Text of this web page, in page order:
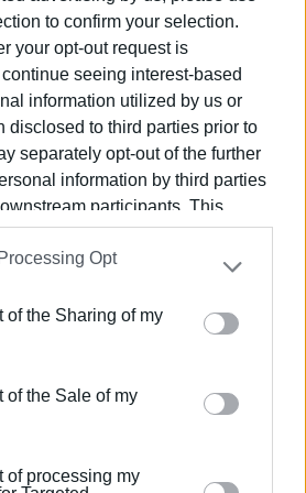
to confirm your selection.
your opt-out request is
seeing interest-based
information utilized by us or
disclosed to third parties prior to
separately opt-out of the further
information by third parties
participants. This
be disclosed by us to third parties
Participants
that may
third parties.
website/app uses one or more
may gather and store information
click to grant or deny consent to
tags to use your data for
Opt
of the Sharing of my
of the Sale of my
of processing my
άλλαξε το 2025, κάτι που δεν
αλήθεια και αποτελεί συνειδητή
του, ο Δήμαρχος είχε
ευθύνες – ακόμη και προσωπικά
του έργου από το
Επενδύσεων. Σήμερα, η
διαψεύδει πλήρως. Η ευθύνη
στον ίδιο. Δεν υπήρξε ούτε
ούτε εξωτερική
πολιτική ανεπάρκεια,
και εσκεμμένη
ήταν απλώς ένα ακόμη έργο.
υποδομή ζωτικής σημασίας για
Σήμερα βρίσκεται ξανά στο